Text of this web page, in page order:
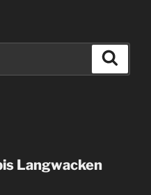
Langwacken